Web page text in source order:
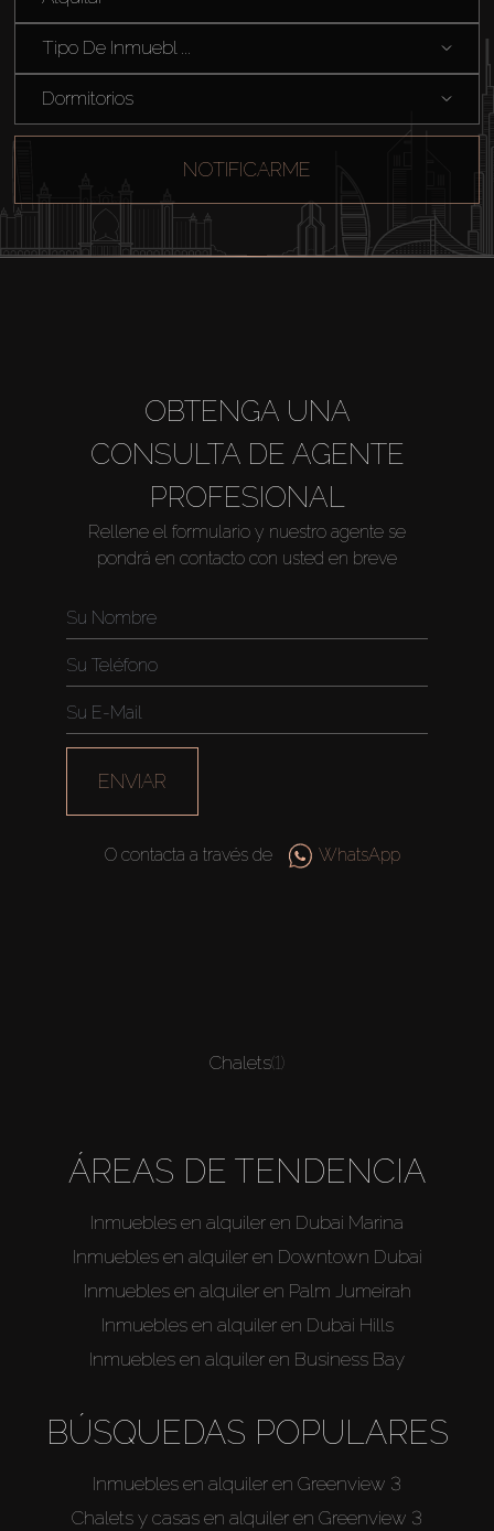
Sobre Plano
Agentes
Tipo De Inmuebl ...
Dormitorios
NOTIFICARME
OBTENGA UNA
CONSULTA DE AGENTE
PROFESIONAL
Rellene el formulario y nuestro agente se
pondrá en contacto con usted en breve
ENVIAR
O contacta a través de WhatsApp
Chalets(1)
ÁREAS DE TENDENCIA
Inmuebles en alquiler en Dubai Marina
Inmuebles en alquiler en Downtown Dubai
Inmuebles en alquiler en Palm Jumeirah
Inmuebles en alquiler en Dubai Hills
Inmuebles en alquiler en Business Bay
BÚSQUEDAS POPULARES
Inmuebles en alquiler en Greenview 3
Chalets y casas en alquiler en Greenview 3